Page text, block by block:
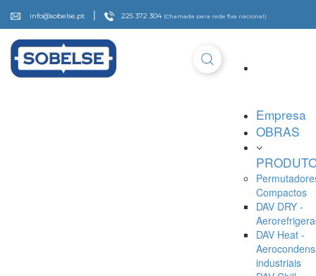
info@sobelse.pt | 225 372 304 (Chamada para rede fixa nacional)
Empresa
OBRAS
Compactos
DAV DRY -
DAV Heat -
industriais